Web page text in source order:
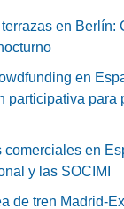
en Berlín:
en
participativa para
comerciales en
y las SOCIMI
de tren Madrid-